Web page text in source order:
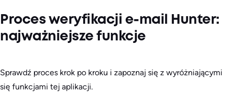
Proces weryfikacji e-mail Hunter:
najważniejsze funkcje
Sprawdź proces krok po kroku i zapoznaj się z wyróżniającymi
się funkcjami tej aplikacji.